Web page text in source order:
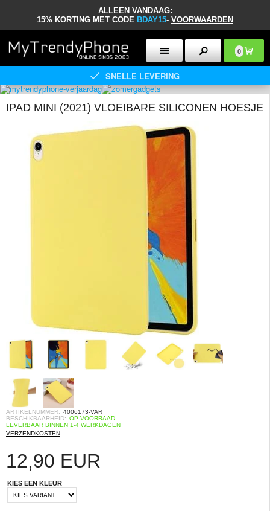
ALLEEN VANDAAG:
15% KORTING MET CODE BDAY15- VOORWAARDEN
0
SNELLE LEVERING
IPAD MINI (2021) VLOEIBARE SILICONEN HOESJE
ARTIKELNUMMER: 4006173-VAR
BESCHIKBAARHEID: OP VOORRAAD.
LEVERBAAR BINNEN 1-4 WERKDAGEN
VERZENDKOSTEN
12,90 EUR
KIES EEN KLEUR